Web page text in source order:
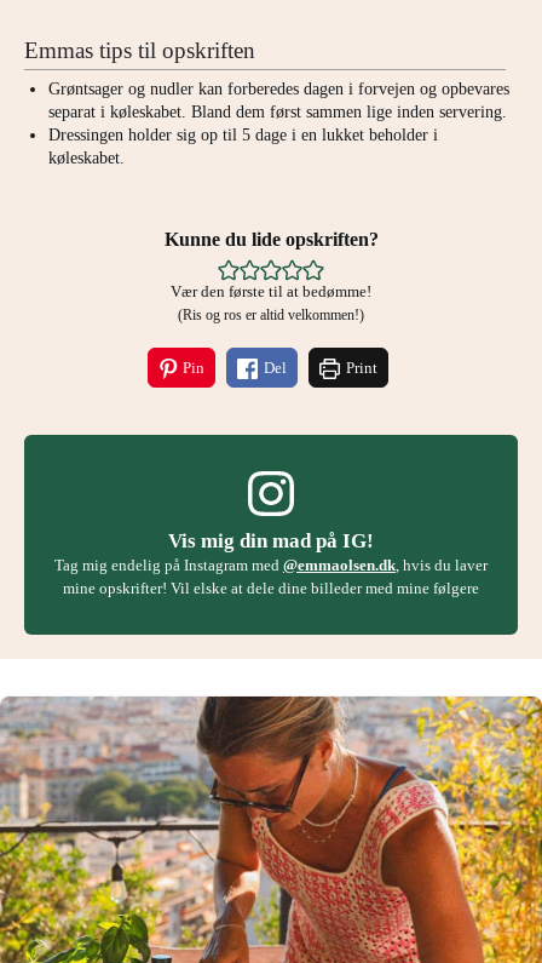
Emmas tips til opskriften
Grøntsager og nudler kan forberedes dagen i forvejen og opbevares
separat i køleskabet. Bland dem først sammen lige inden servering.
Dressingen holder sig op til 5 dage i en lukket beholder i
køleskabet.
Kunne du lide opskriften?
Vær den første til at bedømme!
(Ris og ros er altid velkommen!)
Pin Del Print
Vis mig din mad på IG!
Tag mig endelig på Instagram med @emmaolsen.dk, hvis du laver
mine opskrifter! Vil elske at dele dine billeder med mine følgere